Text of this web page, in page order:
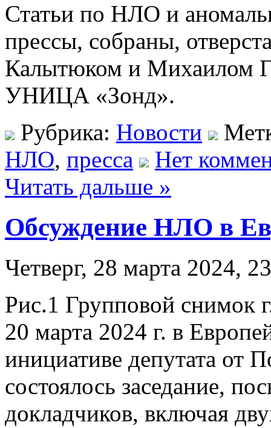
Статьи по НЛО и
прессы, собраны,
Калытюком и Михаилом
УНИЦА «Зонд».
Рубрика: Новости
НЛО, пресса
Нет
Читать дальше »
Обсуждение НЛО в
Четверг, 28 марта 2024,
Рис.1 Групповой снимок
20 марта 2024 г. в
инициативе депутата от
состоялось заседание,
докладчиков, включая